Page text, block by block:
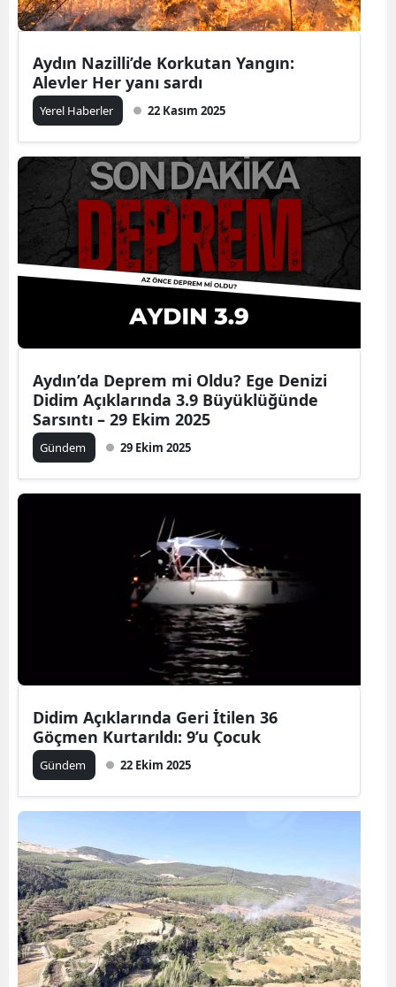
Aydın Nazilli’de Korkutan Yangın:
Alevler Her yanı sardı
Yerel Haberler 22 Kasım 2025
Aydın’da Deprem mi Oldu? Ege Denizi
Didim Açıklarında 3.9 Büyüklüğünde
Sarsıntı – 29 Ekim 2025
Gündem 29 Ekim 2025
Didim Açıklarında Geri İtilen 36
Göçmen Kurtarıldı: 9’u Çocuk
Gündem 22 Ekim 2025